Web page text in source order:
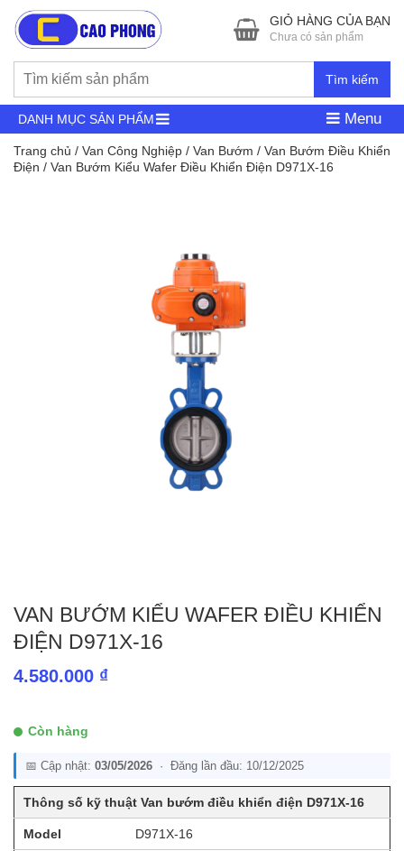
Tìm kiếm
GIỎ HÀNG CỦA BẠN
Chưa có sản phẩm
DANH MỤC SẢN PHẨM Menu
Trang chủ / Van Công Nghiệp / Van Bướm / Van Bướm Điều Khiển
Điện / Van Bướm Kiểu Wafer Điều Khiển Điện D971X-16
VAN BƯỚM KIỂU WAFER ĐIỀU KHIỂN
ĐIỆN D971X-16
4.580.000 ₫
Còn hàng
📅 Cập nhật: 03/05/2026 · Đăng lần đầu: 10/12/2025
Thông số kỹ thuật Van bướm điều khiển điện D971X-16
Model D971X-16